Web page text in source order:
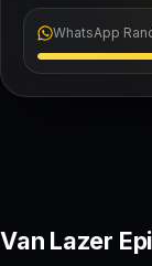
WhatsApp
Van Lazer